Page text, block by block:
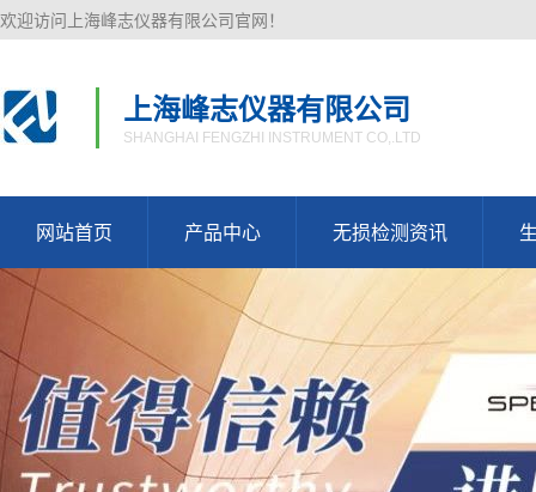
欢迎访问上海峰志仪器有限公司官网！
上海峰志仪器有限公司
SHANGHAI FENGZHI INSTRUMENT CO,.LTD
网站首页 产品中心 无损检测资讯